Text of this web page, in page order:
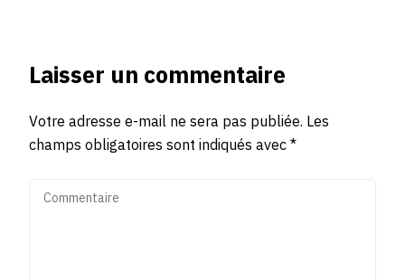
Laisser un commentaire
Votre adresse e-mail ne sera pas publiée. Les
champs obligatoires sont indiqués avec*